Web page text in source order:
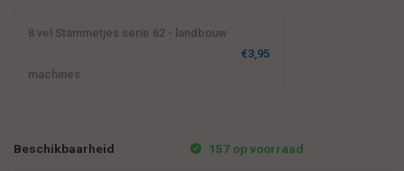
8 vel Stammetjes serie 62 - landbouw
machines
€3,95
Beschikbaarheid 157 op voorraad